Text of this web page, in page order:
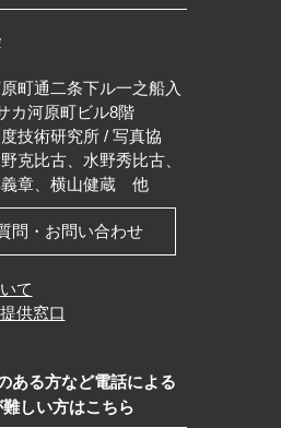
町通二条下ル一之船入
河原町ビル8階
度技術研究所 / 写真協
克比古、水野秀比古、
義章、横山健蔵 他
問・お問い合わせ
て
供窓口
ある方など電話による
しい方はこちら